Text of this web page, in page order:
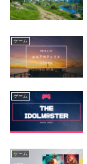
ゲーム
ゲーム
ゲーム